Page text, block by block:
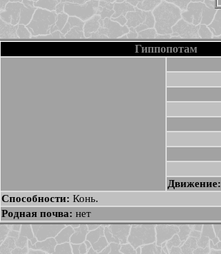
Гиппопотам
Движение:
Способности: Конь.
Родная почва: нет